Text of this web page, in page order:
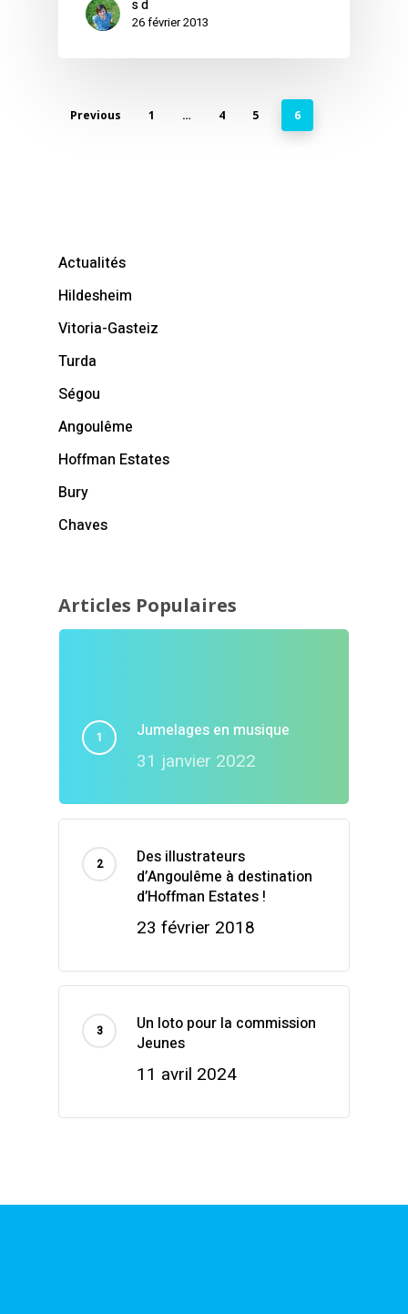
s d
26 février 2013
Previous 1 … 4 5 6
Actualités
Hildesheim
Vitoria-Gasteiz
Turda
Ségou
Angoulême
Hoffman Estates
Bury
Chaves
Articles Populaires
Jumelages en musique
31 janvier 2022
Des illustrateurs
d’Angoulême à destination
d’Hoffman Estates !
23 février 2018
Un loto pour la commission
Jeunes
11 avril 2024